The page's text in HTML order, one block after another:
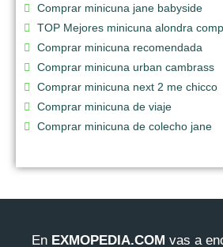
Comprar minicuna jane babyside
TOP Mejores minicuna alondra
Comprar minicuna recomendada
Comprar minicuna urban cambrass
Comprar minicuna next 2 me chicco
Comprar minicuna de viaje
Comprar minicuna de colecho jane
En EXMOPEDIA.COM vas a